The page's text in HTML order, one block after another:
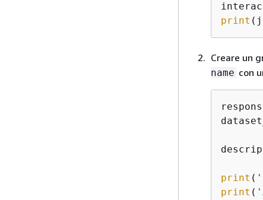
print
Creare un
name con
print (
print (